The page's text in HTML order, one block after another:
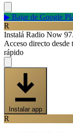
▶ Bajar de Google
R
Instalá Radio Now
Acceso directo desde
rápido
Instalar app
R